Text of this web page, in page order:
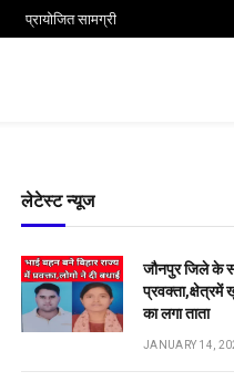
प्रायोजित सामग्री
लेटेस्ट न्यूज
जौनपुर जिले के
प्रवक्ता,क्षेत्रमें
का लगा ताता
JANUARY 14,